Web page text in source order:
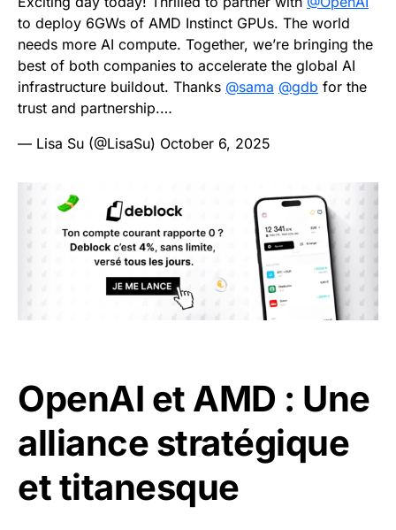
to deploy 6GWs of AMD Instinct GPUs. The world
needs more AI compute. Together, we’re bringing the
best of both companies to accelerate the global AI
infrastructure buildout. Thanks @sama @gdb for the
trust and partnership.…
— Lisa Su (@LisaSu) October 6, 2025
OpenAI et AMD : Une
alliance stratégique
et titanesque